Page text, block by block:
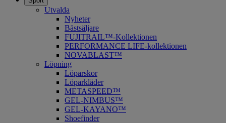
Utvalda
Nyheter
Bästsäljare
FUJITRAIL™-Kollektionen
PERFORMANCE LIFE-kollektionen
NOVABLAST™
Löpning
Löparskor
Löparkläder
METASPEED™
​GEL-NIMBUS™
GEL-KAYANO™
Shoefinder